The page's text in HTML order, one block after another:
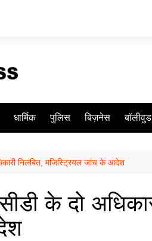
धार्मिक पुलिस बिज़नेस बॉलीवुड
निलंबित, मजिस्ट्रियल जांच के आदेश
के दो